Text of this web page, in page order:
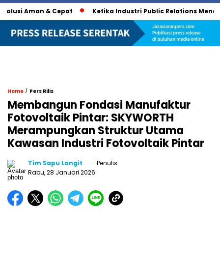
Aman & Cepat Ketika Industri Public Relations Mencari
Home / Pers Rilis
Membangun Fondasi Manufaktur
Fotovoltaik Pintar: SKYWORTH
Merampungkan Struktur Utama
Kawasan Industri Fotovoltaik Pintar
Tim Sapu Langit
- Penulis
Rabu, 28 Januari 2026